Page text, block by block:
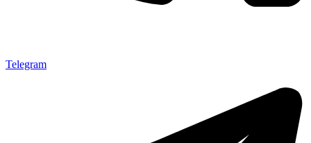
Telegram